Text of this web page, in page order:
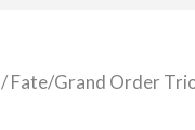
/ Fate/Grand Order